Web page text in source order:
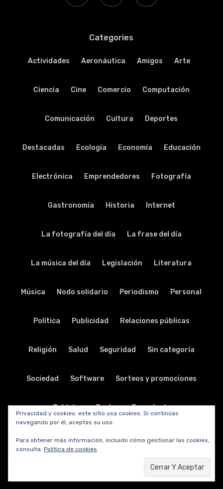
Categories
Actividades Aeronáutica Amigos Arte
Ciencia Cine Comercio Computación
Comunicación Cultura Deportes
Destacadas Ecología Economía Educación
Electrónica Emprendedores Fotografía
Gastronomía Historia Internet
La fotografía del día La frase del día
La música del día Legislación Literatura
Música Nodo solidario Periodismo Personal
Política Publicidad Relaciones públicas
Religión Salud Seguridad Sin categoría
Sociedad Software Sorteos y promociones
Tabletas Teatro Tecnología
Telecomunicaciones Telefonía Trabajo
Vida y viajes
Privacidad y cookies: este sitio usa cookies. Si continúas
navegando por él, aceptas su uso.
Para obtener más información, incluido cómo gestionar las cookies,
consulta: Política de cookies